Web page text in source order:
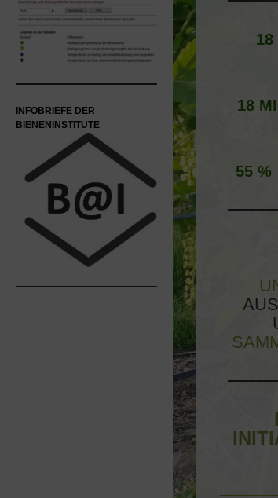
18
18
55 %
INFOBRIEFE DER
BIENENINSTITUTE